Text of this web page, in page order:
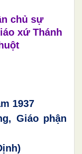
chủ sự
xứ Thánh
1937
Giáo phận